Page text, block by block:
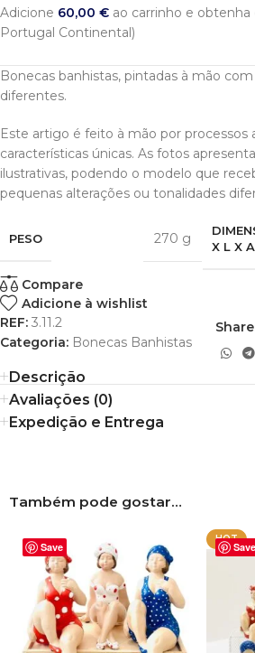
Bonecas banhistas, pintadas à mão
diferentes.
Este artigo é feito à mão por processos
características únicas. As fotos
ilustrativas, podendo o modelo que
pequenas alterações ou tonalidades
PESO 270 g
X L X
Adicione 60,00 € ao carrinho e
Portugal Continental)
Compare
Adicione à wishlist
REF: 3.11.2
Categoria: Bonecas Banhistas
Descrição
Avaliações (0)
Expedição e Entrega
Também pode gostar…
Save Save
HOT